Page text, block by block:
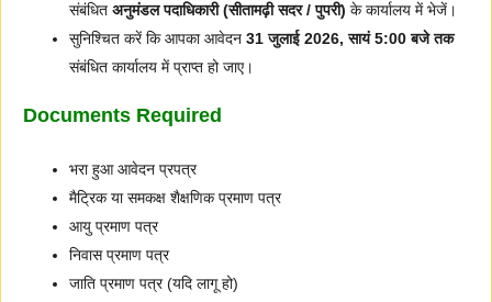
संबंधित अनुमंडल पदाधिकारी (सीतामढ़ी सदर / पुपरी) के कार्यालय में भेजें।
सुनिश्चित करें कि आपका आवेदन 31 जुलाई 2026, सायं 5:00 बजे तक
संबंधित कार्यालय में प्राप्त हो जाए।
Documents Required
भरा हुआ आवेदन प्रपत्र
मैट्रिक या समकक्ष शैक्षणिक प्रमाण पत्र
आयु प्रमाण पत्र
निवास प्रमाण पत्र
जाति प्रमाण पत्र (यदि लागू हो)